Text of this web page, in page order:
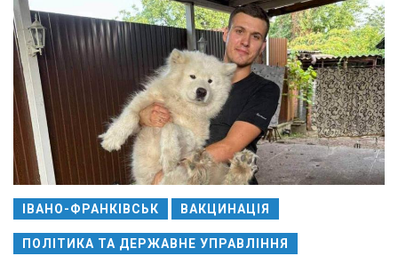
ІВАНО-ФРАНКІВСЬК ВАКЦИНАЦІЯ
ПОЛІТИКА ТА ДЕРЖАВНЕ УПРАВЛІННЯ